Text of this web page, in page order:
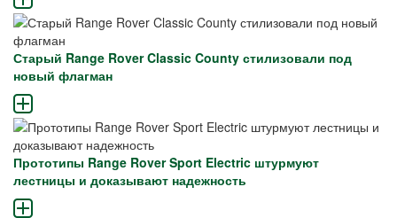
Старый Range Rover Classic County стилизовали под
новый флагман
Прототипы Range Rover Sport Electric штурмуют
лестницы и доказывают надежность